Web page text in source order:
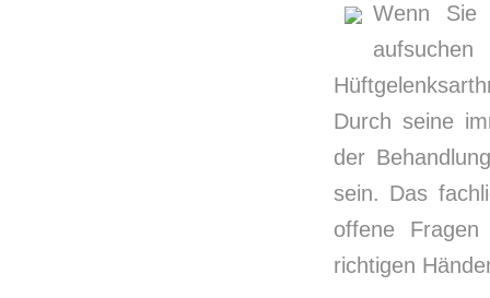
Wenn Sie
Durch seine
der
sein. Das
offene
richtigen